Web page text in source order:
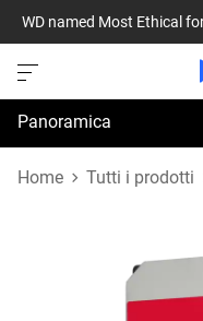
WD named Most Ethical
Panoramica
Specifiche
Home Tutti i prodotti